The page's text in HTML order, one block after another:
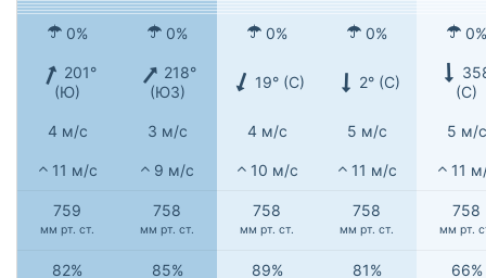
0% 0% 0% 0% 0%
201°
(Ю)
218°
(ЮЗ)
19° (С) 2° (С)
(С)
4 м/с 3 м/с 4 м/с 5 м/с 5 м/с
11 м/с 9 м/с 10 м/с 11 м/с 11
759
мм рт. ст.
758
мм рт. ст.
758
мм рт. ст.
758
мм рт. ст.
758
мм рт.
82% 85% 89% 81% 66%